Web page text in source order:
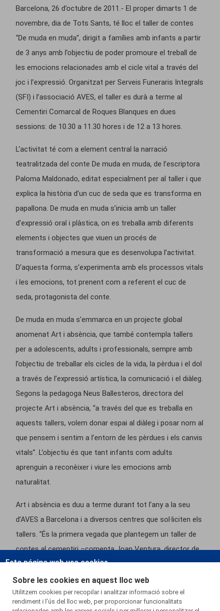
Barcelona, 26 d’octubre de 2011.- El proper dimarts 1 de
novembre, dia de Tots Sants, té lloc el taller de contes
“De muda en muda”, dirigit a famílies amb infants a partir
de 3 anys amb l’objectiu de poder promoure el treball de
les emocions relacionades amb el cicle vital a través del
joc i l’expressió. Organitzat per Serveis Funeraris Integrals
(SFI) i l’associació AVES, el taller es durà a terme al
Cementiri Comarcal de Roques Blanques en dues
sessions: de 10.30 a 11.30 hores i de 12 a 13 hores.
L’activitat té com a element central la narració
teatralitzada del conte De muda en muda, de l’escriptora
Paloma Maldonado, editat especialment per al taller i que
explica la història d’un cuc de seda que es transforma en
papallona. De muda en muda s’inicia amb un taller
d’expressió oral i plàstica, on es treballa amb diferents
elements i objectes que viuen un procés de
transformació a mesura que es desenvolupa l’activitat.
D’aquesta forma, s’experimenta amb els processos vitals
i les emocions, tot prenent com a referent el cuc de
seda, protagonista del conte.
De muda en muda s’emmarca en un projecte global
anomenat Art i absència, que també contempla tallers
per a adolescents, adults i professionals, sempre amb
l’objectiu de treballar els cicles de la vida, la pèrdua i el dol
a través de l’expressió artística, la comunicació i el diàleg.
Segons la pedagoga Neus Ballesteros, directora del
projecte Art i absència, “a través del que es treballa en
aquests tallers, volem donar espai al diàleg i posar nom al
que pensem i sentim a l’entorn de les pèrdues i els canvis
vitals”. L’objectiu és que tant infants com adults
aprenguin a reconèixer i viure les emocions amb
naturalitat.
Art i absència es duu a terme durant tot l’any a la seu
d’AVES a Barcelona i a diversos centres que sol·liciten els
tallers. “És la primera vegada que plantegem un taller de
contes al cementiri –comenta Joan Ventura, director de
Cementiris de SFI- però creiem que és positiu que els
més menuts s’apropin amb “normalitat” a aquests
espais, acompanyats de la família. Des de petits és
important que puguin entendre que la mort és part de la
Sobre les cookies en aquest lloc web
Utilitzem cookies per recopilar i analitzar informació sobre el
rendiment i l’ús del lloc web, per proporcionar funcionalitats
Esta página web usa cookies.
Las cookies de este sitio web se usan para personalizar el contenido y
los anuncios, ofrecer funciones de redes sociales y analizar el tráfico.
Además, compartimos información sobre el uso que haga del sitio web